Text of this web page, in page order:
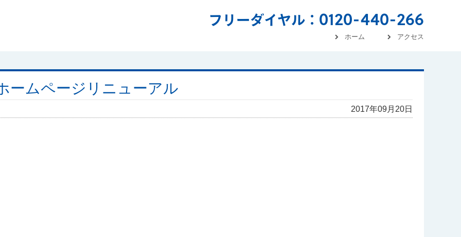
フリーダイヤル： 0120-440-266
ホーム アクセス
ームページリニューアル
2017年09月20日